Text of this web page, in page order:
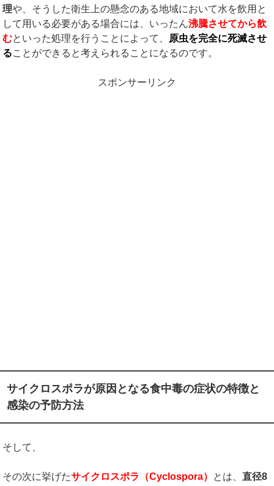
理や、そうした衛生上の懸念のある地域において水を飲用と
して用いる必要がある場合には、いったん沸騰させてから飲
むといった処理を行うことによって、 原虫を完全に死滅させ
ることができると考えられることになるのです。
スポンサーリンク
サイクロスポラが原因となる食中毒の症状の特徴と
感染の予防方法
そして、
その次に挙げたサイクロスポラ（Cyclospora） とは、直径8